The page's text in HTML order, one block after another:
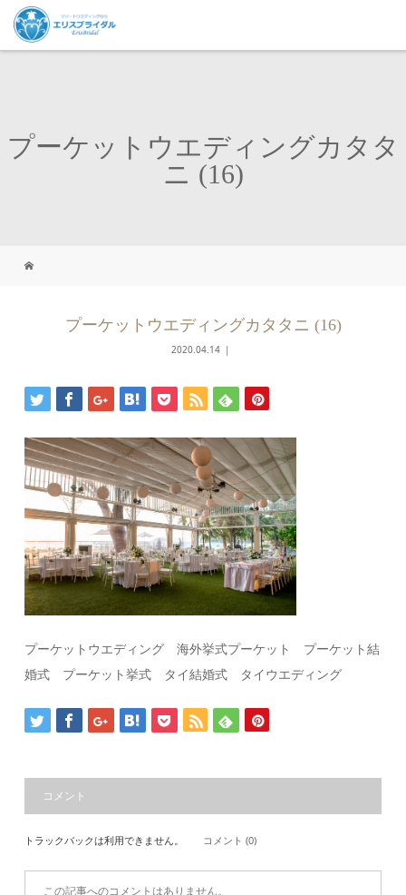
プーケットウエディングカタタ
ニ (16)
プーケットウエディングカタタニ (16)
2020.04.14
プーケットウエディング 海外挙式プーケット プーケット結
婚式 プーケット挙式 タイ結婚式 タイウエディング
コメント
トラックバックは利用できません。 コメント (0)
この記事へのコメントはありません。